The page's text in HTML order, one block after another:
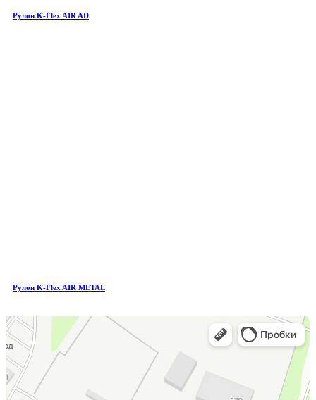
Рулон K-Flex AIR AD
Рулон K-Flex AIR METAL